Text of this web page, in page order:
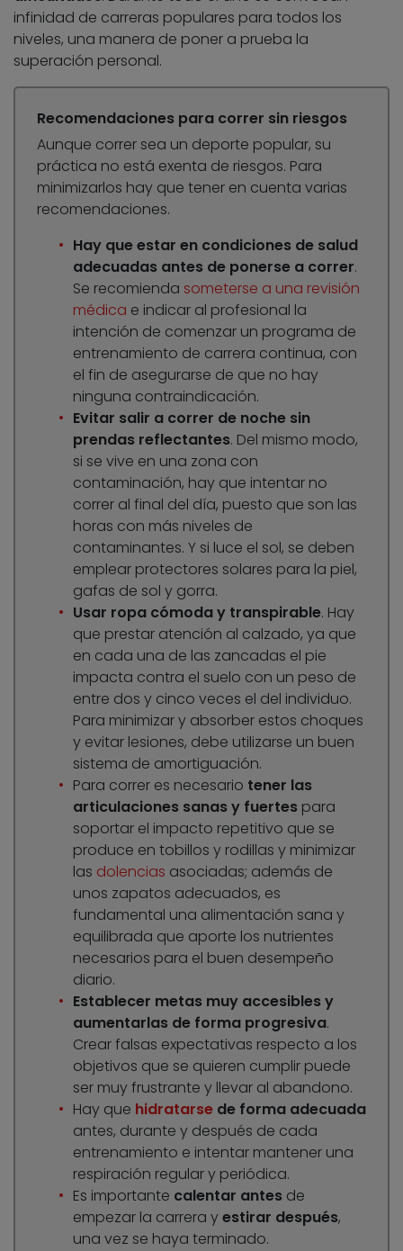
infinidad de carreras populares para todos los
niveles, una manera de poner a prueba la
superación personal.
Recomendaciones para correr sin riesgos
Aunque correr sea un deporte popular, su
práctica no está exenta de riesgos. Para
minimizarlos hay que tener en cuenta varias
recomendaciones.
Hay que estar en condiciones de salud
adecuadas antes de ponerse a correr.
Se recomienda someterse a una revisión
médica e indicar al profesional la
intención de comenzar un programa de
entrenamiento de carrera continua, con
el fin de asegurarse de que no hay
ninguna contraindicación.
Evitar salir a correr de noche sin
prendas reflectantes. Del mismo modo,
si se vive en una zona con
contaminación, hay que intentar no
correr al final del día, puesto que son las
horas con más niveles de
contaminantes. Y si luce el sol, se deben
emplear protectores solares para la piel,
gafas de sol y gorra.
Usar ropa cómoda y transpirable. Hay
que prestar atención al calzado, ya que
en cada una de las zancadas el pie
impacta contra el suelo con un peso de
entre dos y cinco veces el del individuo.
Para minimizar y absorber estos choques
y evitar lesiones, debe utilizarse un buen
sistema de amortiguación.
Para correr es necesario tener las
articulaciones sanas y fuertes para
soportar el impacto repetitivo que se
produce en tobillos y rodillas y minimizar
las dolencias asociadas; además de
unos zapatos adecuados, es
fundamental una alimentación sana y
equilibrada que aporte los nutrientes
necesarios para el buen desempeño
diario.
Establecer metas muy accesibles y
aumentarlas de forma progresiva.
Crear falsas expectativas respecto a los
objetivos que se quieren cumplir puede
ser muy frustrante y llevar al abandono.
Hay que hidratarse de forma adecuada
antes, durante y después de cada
entrenamiento e intentar mantener una
respiración regular y periódica.
Es importante calentar antes de
empezar la carrera yestirar después,
una vez se haya terminado.